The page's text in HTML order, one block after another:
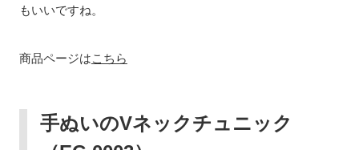
もいいですね。
商品ページはこちら
手ぬいのVネックチュニック